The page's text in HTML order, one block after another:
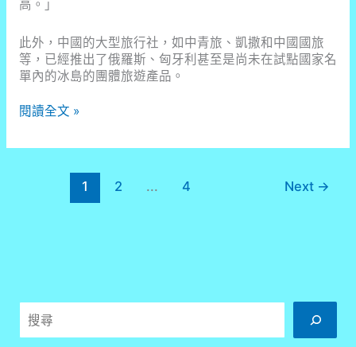
高。」
此外，中國的大型旅行社，如中青旅、凱撒和中國國旅
等，已經推出了俄羅斯、匈牙利甚至是尚未在試點國家名
單內的冰島的團體旅遊產品。
中
為
旅
閱讀全文 »
1 2 ... 4 Next →
搜
尋